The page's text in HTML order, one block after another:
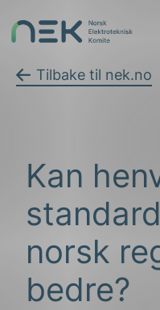
NEK
Søk
Tilbake til nek.no
Kan
norsk
bedre?